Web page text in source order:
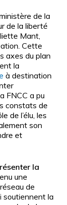
de la
de la liberté
Mant,
Cette
axes du plan
la
à destination
FNCC a pu
constats de
de l’élu, les
son
et
la
une
de
soutiennent la